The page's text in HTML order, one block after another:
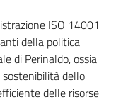
ISO 14001
della politica
di Perinaldo, ossia
dello
delle risorse